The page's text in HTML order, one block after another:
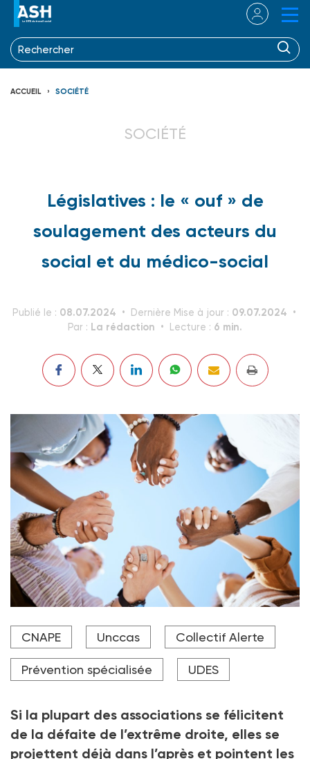
ACCUEIL SOCIÉTÉ
SOCIÉTÉ
Législatives : le « ouf » de
soulagement des acteurs du
social et du médico-social
Publié le : 08.07.2024 Dernière Mise à jour : 09.07.2024
Par : La rédaction Lecture : 6 min.
Le Collectif Alerte appelle à un « choc de solidarité
pour permettre à chacun de vivre dignement et
».
CNAPE Unccas Collectif Alerte
Prévention spécialisée UDES
Si la plupart des associations se félicitent
de la défaite de l’extrême droite, elles se
projettent déjà dans l’après et pointent les